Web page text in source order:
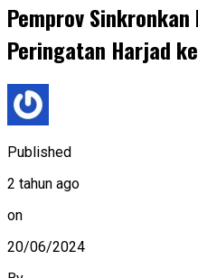
Pemprov
Peringatan Harjad
Published
2 tahun ago
on
20/06/2024